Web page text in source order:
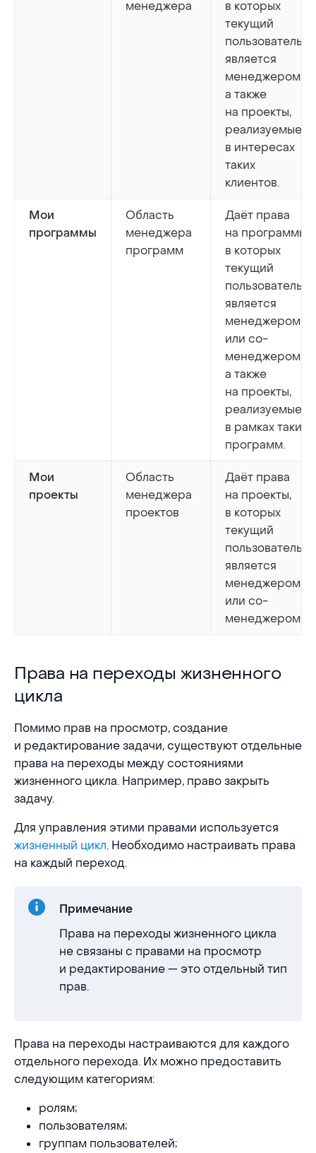
менеджера
в которых
текущий
пользователь
является
менеджером,
а также
на проекты,
реализуемые
в интересах
таких
клиентов.
Мои
программы
Область
менеджера
программ
Даёт права
на программы,
в которых
текущий
пользователь
является
менеджером
или со-
менеджером,
а также
на проекты,
реализуемые
в рамках таких
программ.
Мои
проекты
Область
менеджера
проектов
Даёт права
на проекты,
в которых
текущий
пользователь
является
менеджером
или со-
менеджером.
Права на переходы жизненного цикла
Права на переходы жизненного
цикла
Помимо прав на просмотр, создание
и редактирование задачи, существуют отдельные
права на переходы между состояниями
жизненного цикла. Например, право закрыть
задачу.
Для управления этими правами используется
жизненный цикл. Необходимо настраивать права
на каждый переход.
Примечание
Права на переходы жизненного цикла
не связаны с правами на просмотр
и редактирование — это отдельный тип
прав.
Права на переходы настраиваются для каждого
отдельного перехода. Их можно предоставить
следующим категориям:
ролям;
пользователям;
группам пользователей;